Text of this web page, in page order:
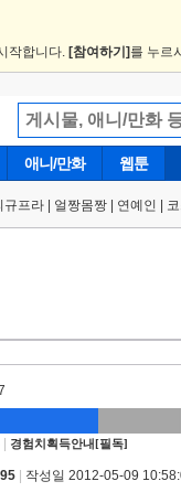
작합니다. [참여하기] 를 누르
애니/만화 웹툰
규프라 얼짱몸짱 연예인
경험치획득안내[필독]
작성일 2012-05-09